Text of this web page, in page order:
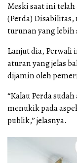
Meski saat ini
(Perda)
turunan yang lebih
Lanjut dia,
aturan yang jelas
dijamin oleh
“Kalau Perda
menukik pada
publik,” jelasnya.